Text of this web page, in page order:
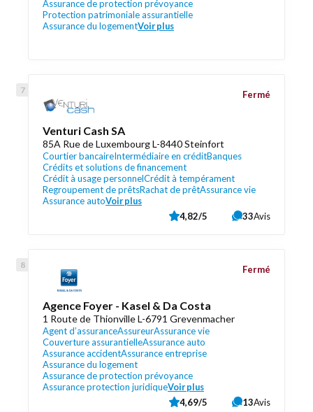
Assurance de protection prévoyance
Protection patrimoniale assurantielle
Assurance du logementVoir plus
Venturi Cash SA
85A Rue de Luxembourg L-8440 Steinfort
Courtier bancaireIntermédiaire en créditBanques
Crédits et solutions de financement
Crédit à usage personnelCrédit à tempérament
Regroupement de prêtsRachat de prêtAssurance vie
Assurance autoVoir plus
Fermé
4,82/5 33Avis
Agence Foyer - Kasel & Da Costa
1 Route de Thionville L-6791 Grevenmacher
Agent d’assuranceAssureurAssurance vie
Couverture assurantielleAssurance auto
Assurance accidentAssurance entreprise
Assurance du logement
Assurance de protection prévoyance
Assurance protection juridiqueVoir plus
Fermé
4,69/5 13Avis